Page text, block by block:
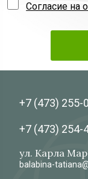
Согласие на
+7 (473) 255-
+7 (473) 254-
ул. Карла
balabina-